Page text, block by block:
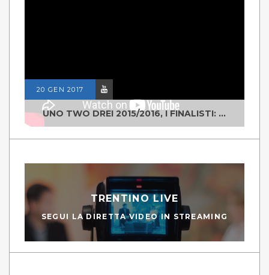
20 GEN 2017
UNO TWO DREI 2015/2016, I FINALISTI: CLASSE IV ALS ISTITUTO "DEGASPERI" BORGO VALSUGANA
TRENTINO LIVE
SEGUI LA DIRETTA VIDEO IN STREAMING